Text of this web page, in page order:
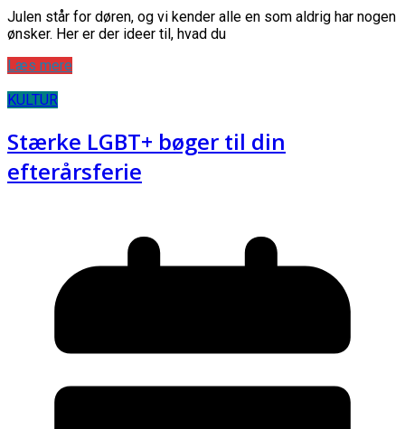
Julen står for døren, og vi kender alle en som aldrig har nogen
ønsker. Her er der ideer til, hvad du
Læs mere
KULTUR
Stærke LGBT+ bøger til din
efterårsferie